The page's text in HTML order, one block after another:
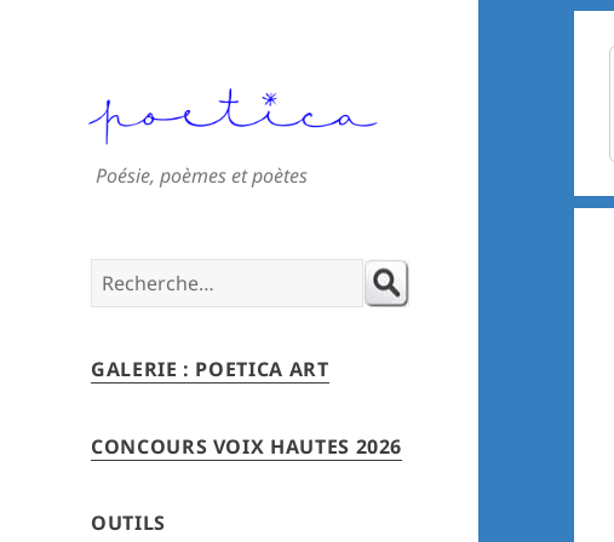
Poésie, poèmes et poètes
Search
for:
GALERIE : POETICA ART
CONCOURS VOIX HAUTES 2026
OUTILS